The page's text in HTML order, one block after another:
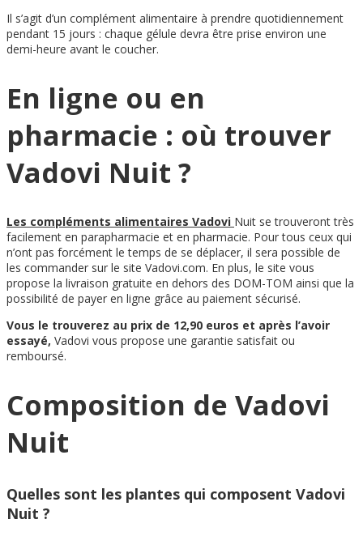
Il s’agit d’un complément alimentaire à prendre quotidiennement
pendant 15 jours : chaque gélule devra être prise environ une
demi-heure avant le coucher.
En ligne ou en
pharmacie : où trouver
Vadovi Nuit ?
Les compléments alimentaires Vadovi Nuit se trouveront très
facilement en parapharmacie et en pharmacie. Pour tous ceux qui
n’ont pas forcément le temps de se déplacer, il sera possible de
les commander sur le site Vadovi.com. En plus, le site vous
propose la livraison gratuite en dehors des DOM-TOM ainsi que la
possibilité de payer en ligne grâce au paiement sécurisé.
Vous le trouverez au prix de 12,90 euros et après l’avoir
essayé, Vadovi vous propose une garantie satisfait ou
remboursé.
Composition de Vadovi
Nuit
Quelles sont les plantes qui composent Vadovi
Nuit ?